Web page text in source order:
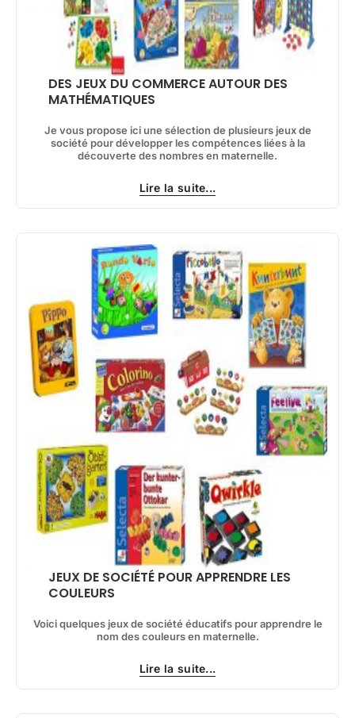
DES JEUX DU COMMERCE AUTOUR DES
MATHÉMATIQUES
Je vous propose ici une sélection de plusieurs jeux de
société pour développer les compétences liées à la
découverte des nombres en maternelle.
Lire la suite...
JEUX DE SOCIÉTÉ POUR APPRENDRE LES
COULEURS
Voici quelques jeux de société éducatifs pour apprendre le
nom des couleurs en maternelle.
Lire la suite...